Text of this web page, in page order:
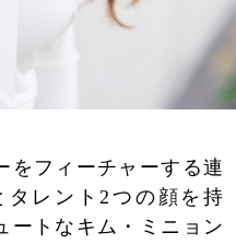
をフィーチャーする連
レント2つの顔を持
ートなキム・ミニョン